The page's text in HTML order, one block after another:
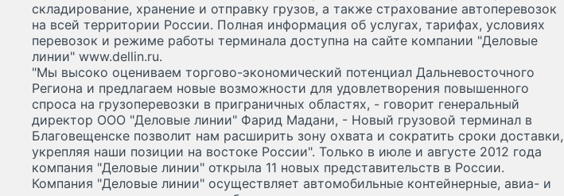
складирование, хранение и отправку грузов, а также страхование автоперевозок
на всей территории России. Полная информация об услугах, тарифах, условиях
перевозок и режиме работы терминала доступна на сайте компании "Деловые
линии" www.dellin.ru.
"Мы высоко оцениваем торгово-экономический потенциал Дальневосточного
Региона и предлагаем новые возможности для удовлетворения повышенного
спроса на грузоперевозки в приграничных областях, - говорит генеральный
директор ООО "Деловые линии" Фарид Мадани, - Новый грузовой терминал в
Благовещенске позволит нам расширить зону охвата и сократить сроки доставки,
укрепляя наши позиции на востоке России". Только в июле и августе 2012 года
компания "Деловые линии" открыла 11 новых представительств в России.
Компания "Деловые линии" осуществляет автомобильные контейнерные, авиа- и